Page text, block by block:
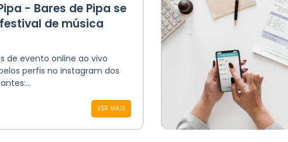
- Bares de Pipa se
de música
de evento online ao vivo
perfis no instagram dos
VER MAIS